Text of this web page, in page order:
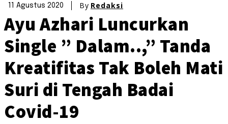
11 Agustus 2020 By Redaksi
Ayu Azhari Luncurkan
Single ” Dalam..,” Tanda
Kreatifitas Tak Boleh Mati
Suri di Tengah Badai
Covid-19